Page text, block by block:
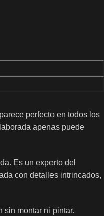
perfecto en todos los
apenas puede
Es un experto del
con detalles intrincados,
sin montar ni pintar.